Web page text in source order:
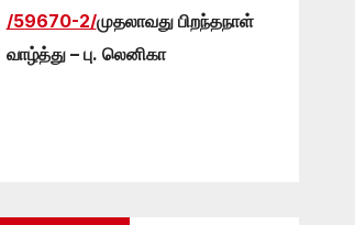
/59670-2/முதலாவது பிறந்தநாள்
வாழ்த்து – பு. லெனிகா